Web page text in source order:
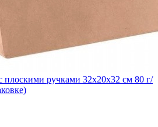
ручками 32x20x32 см 80 г/